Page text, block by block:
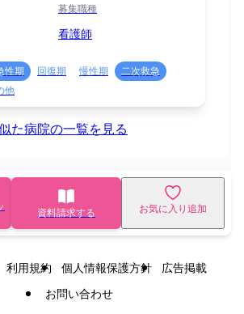
募集職種
看護師
性期 回復期 慢性期
二次救急
他
た病院の一覧を見る
資料請求する お気に入り追加
利用規約 個人情報保護方針
広告掲載
お問い合わせ